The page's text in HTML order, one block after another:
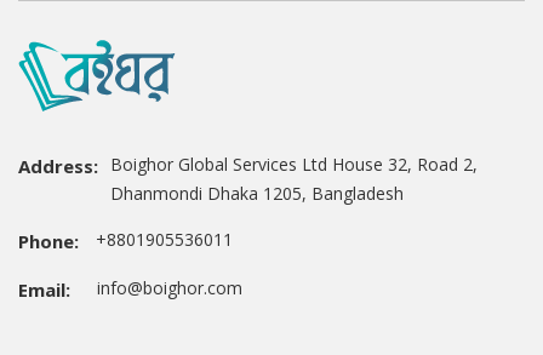
Address: Boighor Global Services Ltd House 32, Road 2,
Dhanmondi Dhaka 1205, Bangladesh
Phone: +8801905536011
Email: info@boighor.com